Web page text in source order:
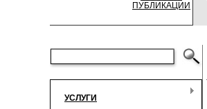
ПУБЛИКАЦИИ
УСЛУГИ